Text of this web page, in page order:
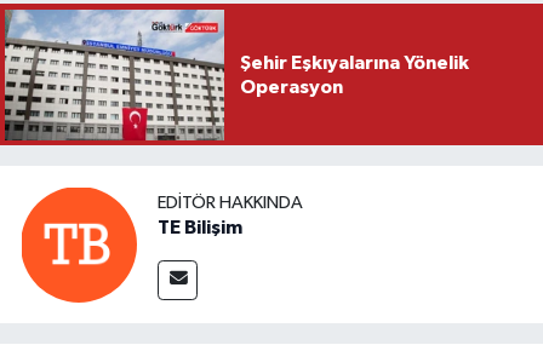
Şehir Eşkıyalarına Yönelik
Operasyon
EDITÖR HAKKINDA
TE Bilişim